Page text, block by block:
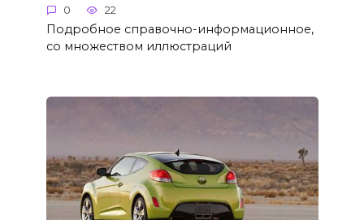
0 22
Подробное справочно-информационное,
со множеством иллюстраций